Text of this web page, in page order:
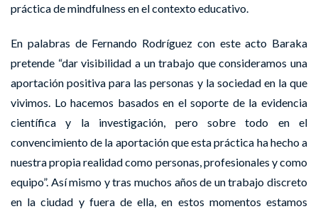
práctica de mindfulness en el contexto educativo.
En palabras de Fernando Rodríguez con este acto Baraka
pretende “dar visibilidad a un trabajo que consideramos una
aportación positiva para las personas y la sociedad en la que
vivimos. Lo hacemos basados en el soporte de la evidencia
científica y la investigación, pero sobre todo en el
convencimiento de la aportación que esta práctica ha hecho a
nuestra propia realidad como personas, profesionales y como
equipo”. Así mismo y tras muchos años de un trabajo discreto
en la ciudad y fuera de ella, en estos momentos estamos